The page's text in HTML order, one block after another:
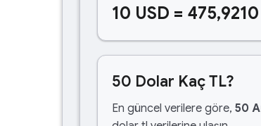
10 USD =
50 Dolar Kaç TL?
En güncel verilere göre, 50